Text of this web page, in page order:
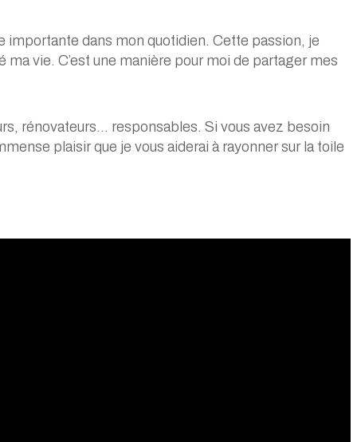
importante dans mon quotidien. Cette passion, je
ma vie. C’est une manière pour moi de partager mes
rénovateurs… responsables. Si vous avez besoin
plaisir que je vous aiderai à rayonner sur la toile